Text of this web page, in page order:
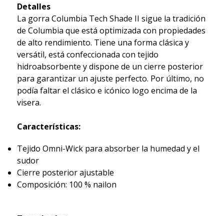
Detalles
La gorra Columbia Tech Shade II sigue la tradición
de Columbia que está optimizada con propiedades
de alto rendimiento. Tiene una forma clásica y
versátil, está confeccionada con tejido
hidroabsorbente y dispone de un cierre posterior
para garantizar un ajuste perfecto. Por último, no
podía faltar el clásico e icónico logo encima de la
visera.
Características:
Tejido Omni-Wick para absorber la humedad y el
sudor
Cierre posterior ajustable
Composición: 100 % nailon